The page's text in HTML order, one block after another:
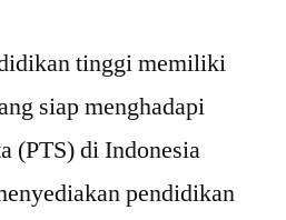
tinggi memiliki
siap menghadapi
(PTS) di Indonesia
pendidikan